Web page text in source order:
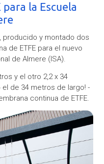
la Escuela
producido y montado dos
de ETFE para el nuevo
de Almere (ISA).
y el otro 2,2 x 34
de 34 metros de largo! -
continua de ETFE.